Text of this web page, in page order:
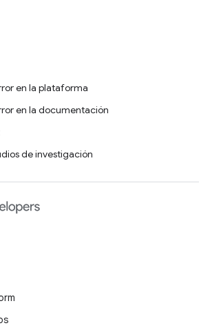
en la plataforma
en la documentación
de investigación